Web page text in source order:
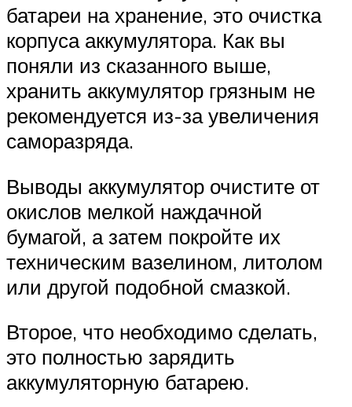
батареи на хранение, это очистка
корпуса аккумулятора. Как вы
поняли из сказанного выше,
хранить аккумулятор грязным не
рекомендуется из-за увеличения
саморазряда.
Выводы аккумулятор очистите от
окислов мелкой наждачной
бумагой, а затем покройте их
техническим вазелином, литолом
или другой подобной смазкой.
Второе, что необходимо сделать,
это полностью зарядить
аккумуляторную батарею.